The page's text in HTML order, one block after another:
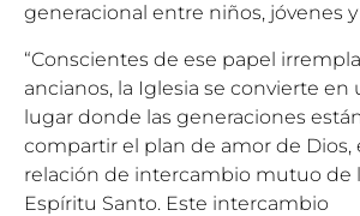
generacional entre niños, jóvenes
“Conscientes de ese papel
ancianos, la Iglesia se convierte en
lugar donde las generaciones
compartir el plan de amor de Dios,
relación de intercambio mutuo de
Espíritu Santo. Este intercambio